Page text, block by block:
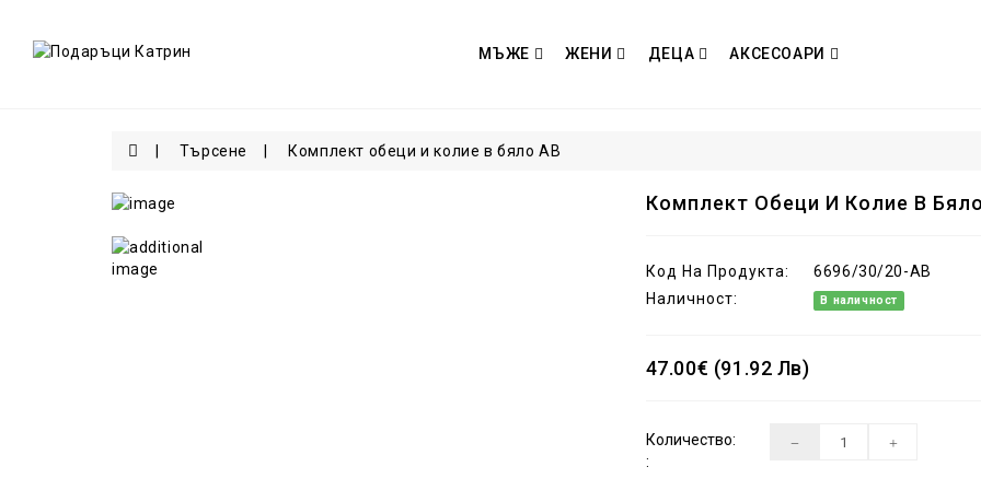
МЪЖЕ ЖЕНИ ДЕЦА АКСЕСОАРИ
Търсене Комплект обеци и колие в бяло AB
Комплект Обеци И Колие В
Код На Продукта:
6696/30/20-AB
Наличност:
В наличност
47.00€ (91.92 Лв)
Количество:
: